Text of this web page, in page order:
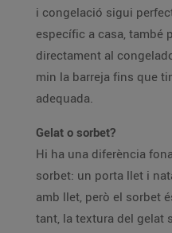
i congelació sigui
específic a casa, també
directament al
min la barreja fins que
adequada.
Gelat o sorbet?
Hi ha una diferència
sorbet: un porta llet i
amb llet, però el sorbet
tant, la textura del gelat